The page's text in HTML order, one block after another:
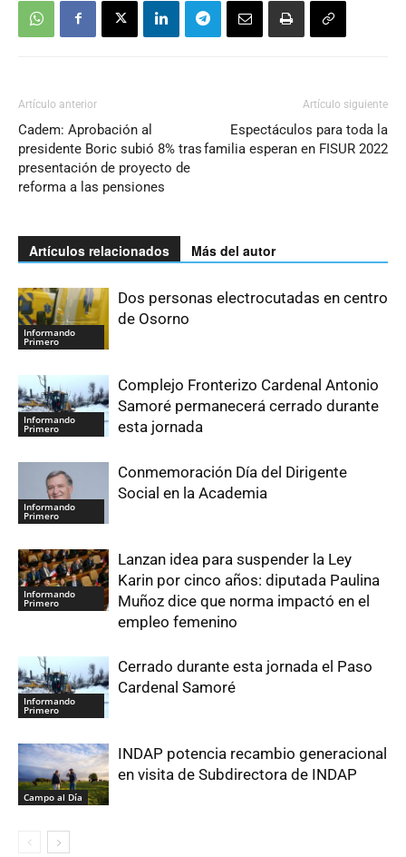
Artículo anterior
Cadem: Aprobación al
presidente Boric subió 8% tras
presentación de proyecto de
reforma a las pensiones
Artículo siguiente
Espectáculos para toda la
familia esperan en FISUR 2022
Artículos relacionados Más del autor
Informando
Primero
Dos personas electrocutadas en centro
de Osorno
Informando
Primero
Complejo Fronterizo Cardenal Antonio
Samoré permanecerá cerrado durante
esta jornada
Informando
Primero
Conmemoración Día del Dirigente
Social en la Academia
Informando
Primero
Lanzan idea para suspender la Ley
Karin por cinco años: diputada Paulina
Muñoz dice que norma impactó en el
empleo femenino
Informando
Primero
Cerrado durante esta jornada el Paso
Cardenal Samoré
Campo al Día
INDAP potencia recambio generacional
en visita de Subdirectora de INDAP